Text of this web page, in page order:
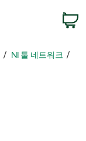
NI 툴 네트워크